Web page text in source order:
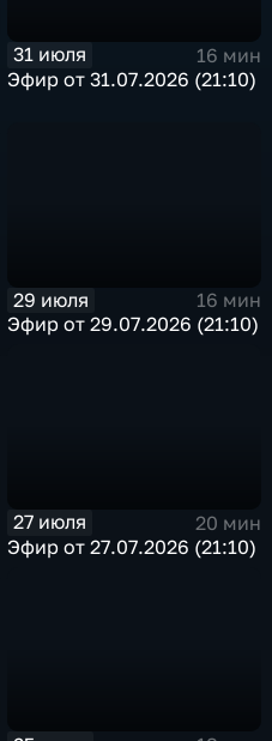
31 июля
16 мин
Эфир от 31.07.2026 (21:10)
29 июля
16 мин
Эфир от 29.07.2026 (21:10)
27 июля
20 мин
Эфир от 27.07.2026 (21:10)